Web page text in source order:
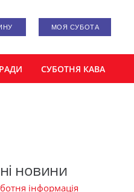
МОЯ СУБОТА
СУБОТНЯ КАВА
новини
інформація